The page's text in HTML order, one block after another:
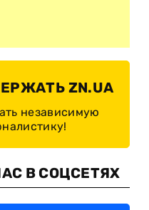
ZN.UA
независимую
В СОЦСЕТЯХ